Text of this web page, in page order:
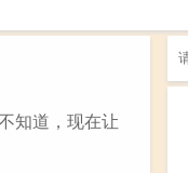
知道，现在让